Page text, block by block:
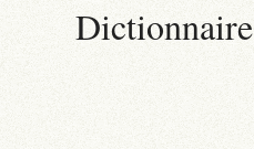
Dictionnaire